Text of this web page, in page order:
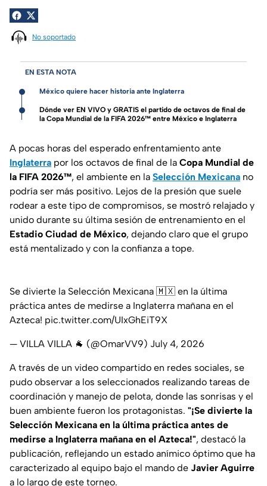
No soportado
EN ESTA NOTA
México quiere hacer historia ante Inglaterra
Dónde ver EN VIVO y GRATIS el partido de octavos de final de
la Copa Mundial de la FIFA 2026™ entre México e Inglaterra
A pocas horas del esperado enfrentamiento ante
Inglaterra por los octavos de final de la Copa Mundial de
la FIFA 2026™, el ambiente en la Selección Mexicana no
podría ser más positivo. Lejos de la presión que suele
rodear a este tipo de compromisos, se mostró relajado y
unido durante su última sesión de entrenamiento en el
Estadio Ciudad de México, dejando claro que el grupo
está mentalizado y con la confianza a tope.
Se divierte la Selección Mexicana 🇲🇽 en la última
práctica antes de medirse a Inglaterra mañana en el
Azteca! pic.twitter.com/UIxGhEiT9X
— VILLA VILLA 🐐 (@OmarVV9) July 4, 2026
A través de un video compartido en redes sociales, se
pudo observar a los seleccionados realizando tareas de
coordinación y manejo de pelota, donde las sonrisas y el
buen ambiente fueron los protagonistas. "¡Se divierte la
Selección Mexicana en la última práctica antes de
medirse a Inglaterra mañana en el Azteca!", destacó la
publicación, reflejando un estado anímico óptimo que ha
caracterizado al equipo bajo el mando de Javier Aguirre
a lo largo de este torneo.